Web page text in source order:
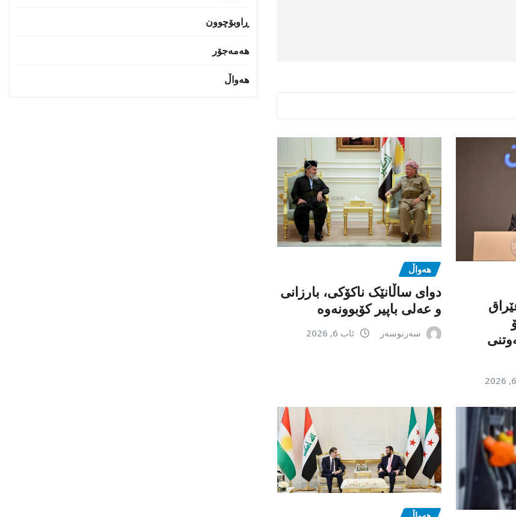
هەواڵ
دوای ساڵانێک ناکۆکی، بارزانی
و عەلی باپیر کۆبوونەوە
سەرنوسەر ئاب 6, 2026
ڕاوبۆچوون
هەمەجۆر
هەواڵ